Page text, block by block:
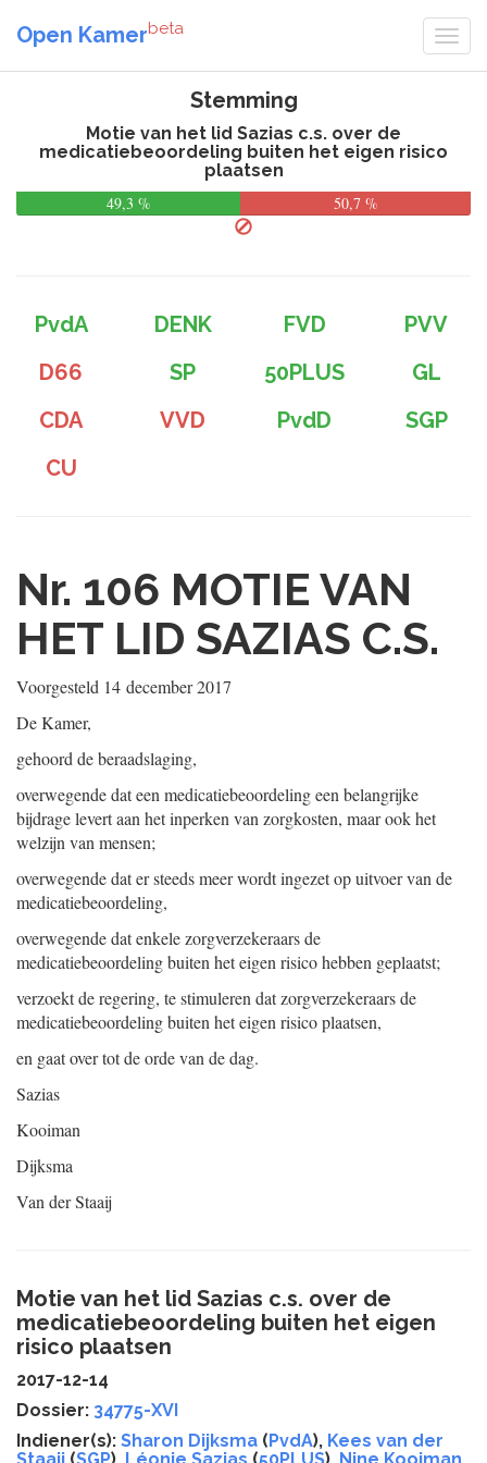
Open Kamerbeta
Stemming
Motie van het lid Sazias c.s. over de
medicatiebeoordeling buiten het eigen risico
plaatsen
49,3 %
50,7 %
PvdA DENK FVD
PVV
D66
SP 50PLUS
GL
CDA
VVD PvdD
SGP
CU
Nr. 106 MOTIE VAN
HET LID SAZIAS C.S.
Voorgesteld 14 december 2017
De Kamer,
gehoord de beraadslaging,
overwegende dat een medicatiebeoordeling een belangrijke
bijdrage levert aan het inperken van zorgkosten, maar ook het
welzijn van mensen;
overwegende dat er steeds meer wordt ingezet op uitvoer van de
medicatiebeoordeling,
overwegende dat enkele zorgverzekeraars de
medicatiebeoordeling buiten het eigen risico hebben geplaatst;
verzoekt de regering, te stimuleren dat zorgverzekeraars de
medicatiebeoordeling buiten het eigen risico plaatsen,
en gaat over tot de orde van de dag.
Sazias
Kooiman
Dijksma
Van der Staaij
Motie van het lid Sazias c.s. over de
medicatiebeoordeling buiten het eigen
risico plaatsen
2017-12-14
Dossier: 34775-XVI
Indiener(s): Sharon Dijksma (PvdA), Kees van der